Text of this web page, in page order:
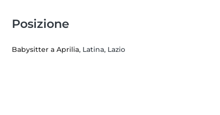
Posizione
Babysitter a Aprilia, Latina, Lazio